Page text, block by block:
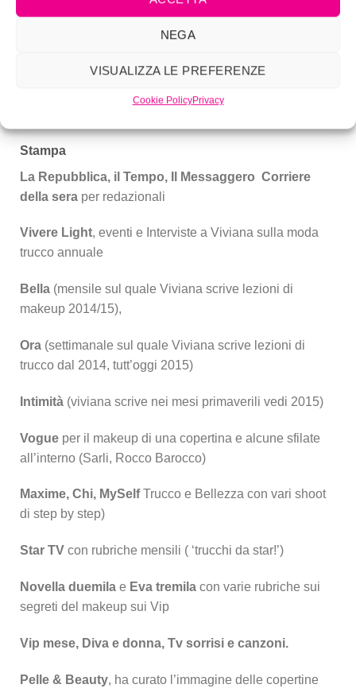
NEGA
VISUALIZZA LE PREFERENZE
Cookie PolicyPrivacy
Pettinelli
Stampa
La Repubblica, il Tempo, Il Messaggero Corriere
della sera per redazionali
Vivere Light, eventi e Interviste a Viviana sulla moda
trucco annuale
Bella (mensile sul quale Viviana scrive lezioni di
makeup 2014/15),
Ora (settimanale sul quale Viviana scrive lezioni di
trucco dal 2014, tutt’oggi 2015)
Intimità (viviana scrive nei mesi primaverili vedi 2015)
Vogue per il makeup di una copertina e alcune sfilate
all’interno (Sarli, Rocco Barocco)
Maxime, Chi, MySelfTrucco e Bellezza con vari shoot
di step by step)
Star TV con rubriche mensili ( ‘trucchi da star!’)
Novella duemila e Eva tremila con varie rubriche sui
segreti del makeup sui Vip
Vip mese, Diva e donna, Tv sorrisi e canzoni.
Pelle & Beauty, ha curato l’immagine delle copertine